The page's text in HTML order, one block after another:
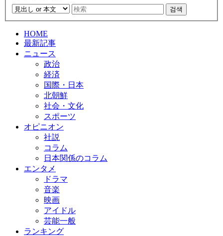
검색
HOME
最新記事
ニュース
政治
経済
国際・日本
北朝鮮
社会・文化
スポーツ
オピニオン
社説
コラム
日本関係のコラム
エンタメ
ドラマ
音楽
映画
アイドル
芸能一般
ランキング